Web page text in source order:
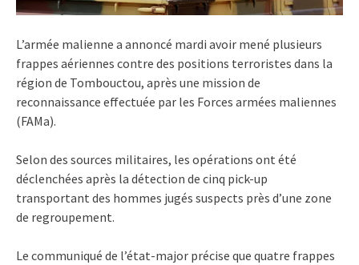
L’armée malienne a annoncé mardi avoir mené plusieurs
frappes aériennes contre des positions terroristes dans la
région de Tombouctou, après une mission de
reconnaissance effectuée par les Forces armées maliennes
(FAMa).
Selon des sources militaires, les opérations ont été
déclenchées après la détection de cinq pick-up
transportant des hommes jugés suspects près d’une zone
de regroupement.
Le communiqué de l’état-major précise que quatre frappes